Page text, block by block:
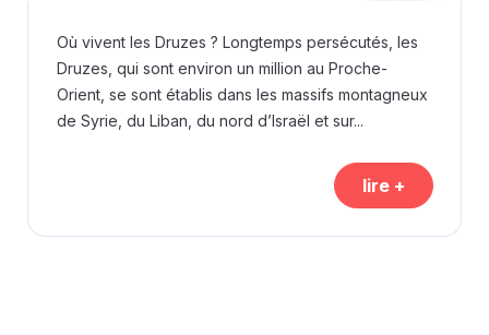
Où vivent les Druzes ? Longtemps persécutés, les
Druzes, qui sont environ un million au Proche-
Orient, se sont établis dans les massifs montagneux
de Syrie, du Liban, du nord d’Israël et sur...
lire +